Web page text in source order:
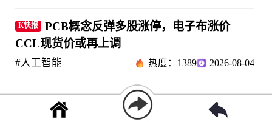
K快报
PCB概念反弹多股涨停，电子布涨价
CCL现货价或再上调
#人工智能 热度：1389 2026-08-04